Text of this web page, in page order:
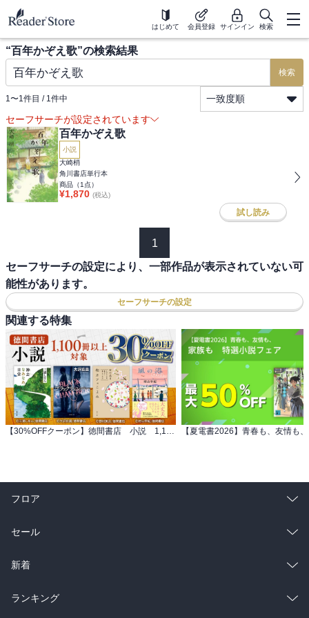
はじめて 会員登録 サインイン 検索
“百年かぞえ歌”の検索結果
検索
1〜1件目 / 1件中
一致度順
セーフサーチが設定されています
百年かぞえ歌
小説
大崎梢
角川書店単行本
商品（1 点）
¥1,870 (税込)
試し読み
1
セーフサーチの設定により、一部作品が表示されていない可
能性があります。
セーフサーチの設定
関連する特集
【30%OFFクーポン】徳間書店 小説 1,100冊以上対象
フロア
総合
ラノベ
雑誌・グラビア
セール
総合
ラノベ
新着
総合
ランキング